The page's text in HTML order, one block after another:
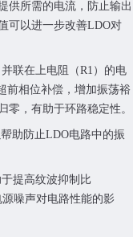
供所需的电流，防止输出
可以进一步改善LDO对
联在上电阻（R1）的电
前相位补偿，增加振荡裕
零，有助于环路稳定性。
助防止LDO电路中的振
提高纹波抑制比
源噪声对电路性能的影